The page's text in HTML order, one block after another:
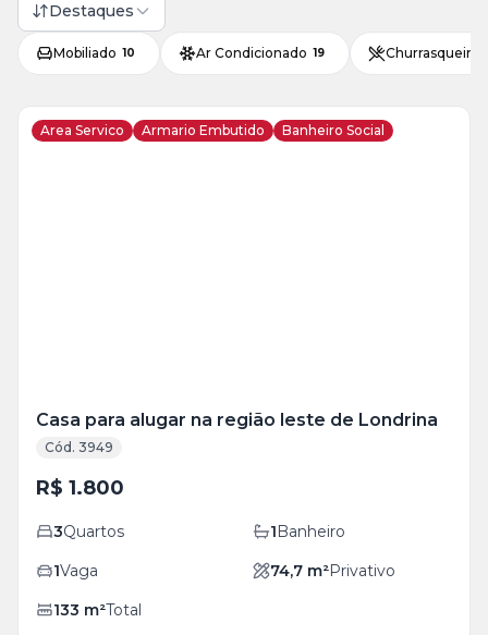
Destaques
Mobiliado 10 Ar Condicionado 19 Churrasqueira
Area Servico Armario Embutido Banheiro Social
Casa para alugar na região leste de Londrina
Cód. 3949
R$ 1.800
3Quartos 1Banheiro
1Vaga 74,7 m²Privativo
133 m²Total